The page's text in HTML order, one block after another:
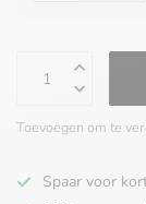
Toevoegen om te
Spaar voor